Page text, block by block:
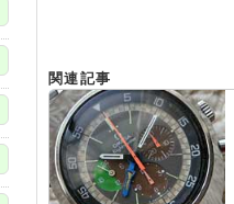
関連記事